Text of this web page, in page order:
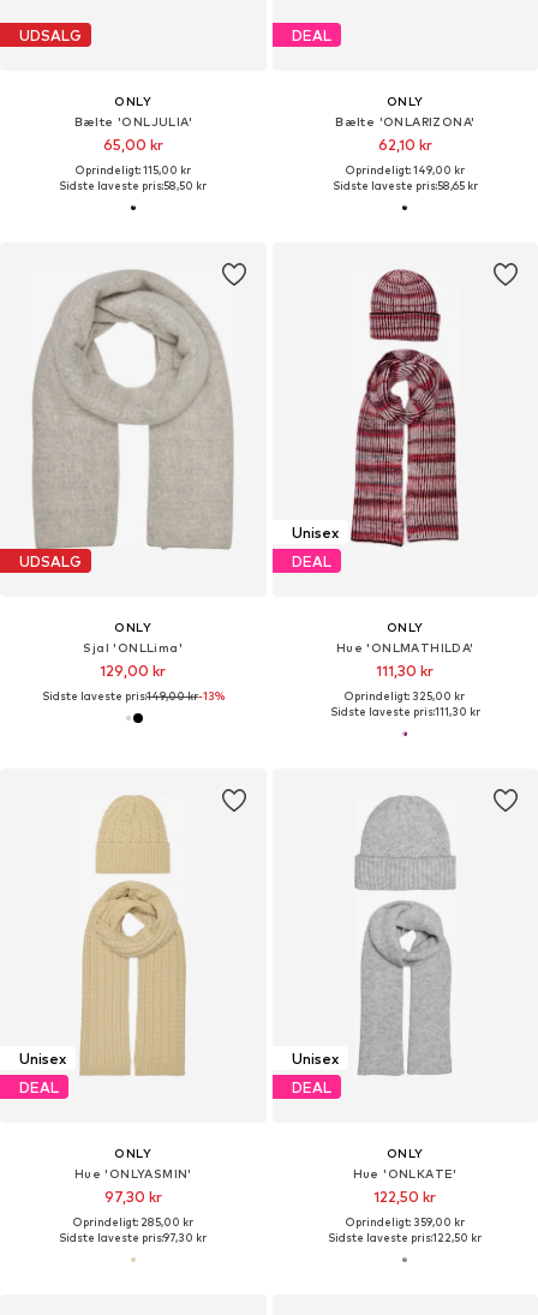
UDSALG
ONLY
Bælte 'ONLJULIA'
65,00 kr
Oprindeligt: 115,00 kr
Sidste laveste pris:58,50 kr
DEAL
ONLY
Bælte 'ONLARIZONA'
62,10 kr
Oprindeligt: 149,00 kr
Sidste laveste pris:58,65 kr
UDSALG
ONLY
Sjal 'ONLLima'
129,00 kr
Sidste laveste pris:149,00 kr-13%
Unisex
DEAL
ONLY
Hue 'ONLMATHILDA'
111,30 kr
Oprindeligt: 325,00 kr
Sidste laveste pris:111,30 kr
Unisex
DEAL
ONLY
Hue 'ONLYASMIN'
97,30 kr
Oprindeligt: 285,00 kr
Sidste laveste pris:97,30 kr
Unisex
DEAL
ONLY
Hue 'ONLKATE'
122,50 kr
Oprindeligt: 359,00 kr
Sidste laveste pris:122,50 kr